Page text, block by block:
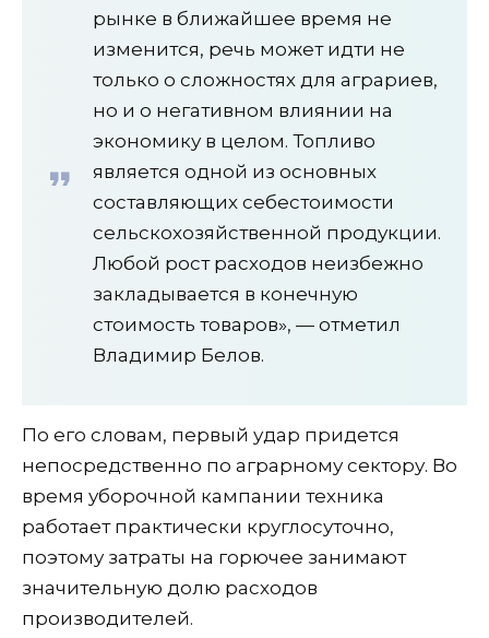
рынке в ближайшее время не
изменится, речь может идти не
только о сложностях для аграриев,
но и о негативном влиянии на
экономику в целом. Топливо
является одной из основных
составляющих себестоимости
сельскохозяйственной продукции.
Любой рост расходов неизбежно
закладывается в конечную
стоимость товаров», — отметил
Владимир Белов.
По его словам, первый удар придется
непосредственно по аграрному сектору. Во
время уборочной кампании техника
работает практически круглосуточно,
поэтому затраты на горючее занимают
значительную долю расходов
производителей.